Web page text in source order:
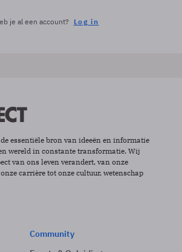
je al een account? Log in
essentiële bron van ideeën en informatie
wereld in constante transformatie. Wij
van ons leven verandert, van onze
carrière tot onze cultuur, wetenschap
Community